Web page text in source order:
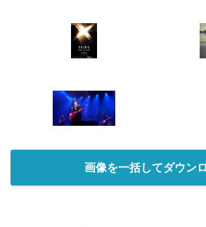
画像を一括してダウン